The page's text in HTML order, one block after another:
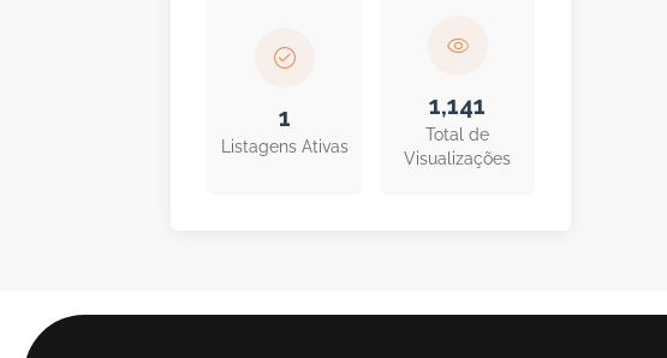
1
Listagens Ativas
1,141
Total de
Visualizações